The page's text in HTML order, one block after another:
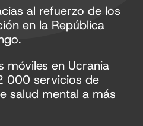
al refuerzo de los
en la República
móviles en Ucrania
000 servicios de
salud mental a más